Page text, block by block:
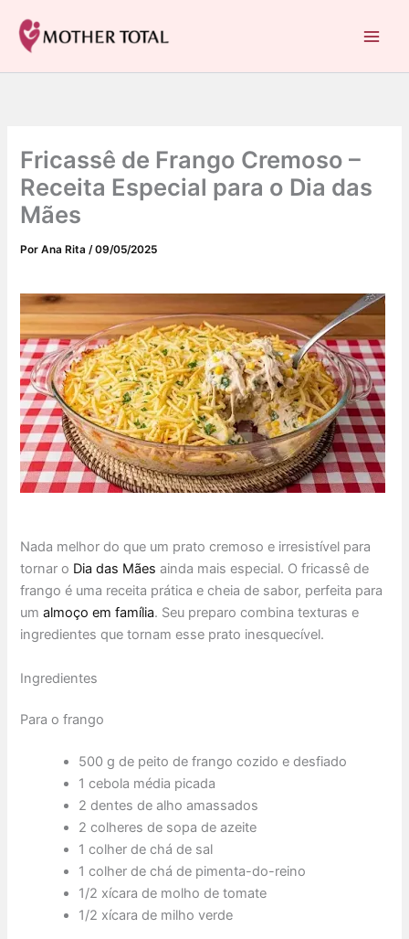
para
conteúdo
Fricassê de Frango Cremoso –
Receita Especial para o Dia das
Mães
PorAna Rita/09/05/2025
Nada melhor do que um prato cremoso e irresistível para
tornar o Dia das Mães ainda mais especial. O fricassê de
frango é uma receita prática e cheia de sabor, perfeita para
umalmoço em família. Seu preparo combina texturas e
ingredientes que tornam esse prato inesquecível.
Ingredientes
Para o frango
500 g de peito de frango cozido e desfiado
1 cebola média picada
2 dentes de alho amassados
2 colheres de sopa de azeite
1 colher de chá de sal
1 colher de chá de pimenta-do-reino
1/2 xícara de molho de tomate
1/2 xícara de milho verde
a
t
a
s